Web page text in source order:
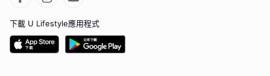
下載 U Lifestyle應用程式